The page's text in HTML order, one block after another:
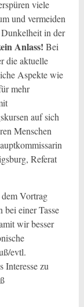
viele
und vermeiden
in der
Anlass! Bei
die aktuelle
Aspekte wie
mehr
auf sich
Menschen
Referat
Vortrag
bei einer Tasse
wir besser
evtl.
Interesse zu